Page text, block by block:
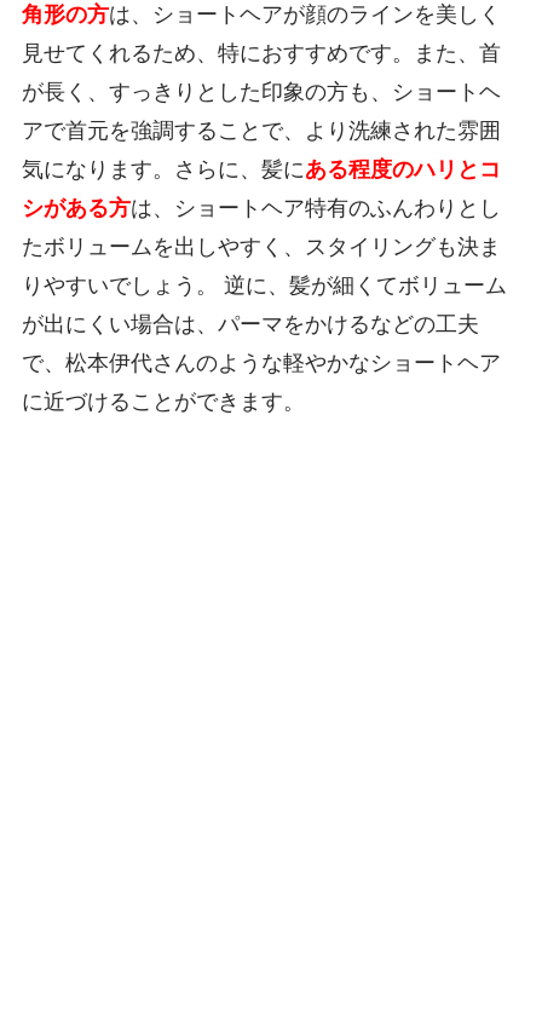
角形の方は、ショートヘアが顔のラインを美しく
見せてくれるため、特におすすめです。また、首
が長く、すっきりとした印象の方も、ショートヘ
アで首元を強調することで、より洗練された雰囲
気になります。さらに、髪にある程度のハリとコ
シがある方は、ショートヘア特有のふんわりとし
たボリュームを出しやすく、スタイリングも決ま
りやすいでしょう。 逆に、髪が細くてボリューム
が出にくい場合は、パーマをかけるなどの工夫
で、松本伊代さんのような軽やかなショートヘア
に近づけることができます。